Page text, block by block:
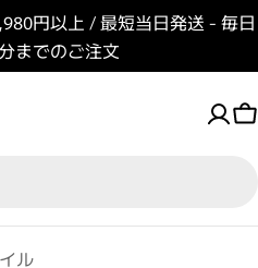
円以上 / 最短当日発送 - 毎日
までのご注文
ル